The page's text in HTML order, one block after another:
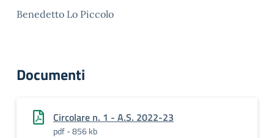
Benedetto Lo Piccolo
Documenti
Circolare n. 1 - A.S. 2022-23
pdf - 856 kb